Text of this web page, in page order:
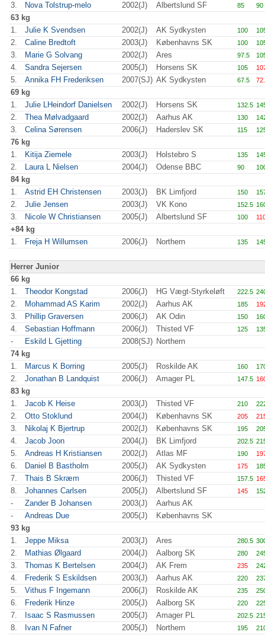
3. Nova Tolstrup-melo 2002(J) Albertslund SF 85 90
63 kg
1.
Julie K Svendsen 2002(J) AK Sydkysten 100
2. Caline Bredtoft 2003(J) Københavns SK 100
3. Marie G Solvang 2002(J) Ares 97.5
4. Sandra Sejersen 2005(J) Horsens SK 105
5. Annika FH Frederiksen 2007(SJ) AK Sydkysten 67.5
69 kg
1.
Julie LHeindorf Danielsen 2002(J) Horsens SK 132.5
2. Thea Mølvadgaard 2002(J) Aarhus AK 130
3. Celina Sørensen 2006(J) Haderslev SK 115
76 kg
1.
Kitija Ziemele 2003(J) Holstebro S 135
2. Laura L Nielsen 2004(J) Odense BBC 90
84 kg
1.
Astrid EH Christensen 2003(J) BK Limfjord 150
2. Julie Jensen 2003(J) VK Kono 152.5
3. Nicole W Christiansen 2005(J) Albertslund SF 100
+84 kg
1.
Freja H Willumsen 2006(J) Northern 135
Herrer Junior
66 kg
1.
Theodor Kongstad 2006(J) HG Vægt-Styrkeløft 222.5
2. Mohammad AS Karim 2002(J) Aarhus AK 185
3. Phillip Graversen 2006(J) AK Odin 150
4. Sebastian Hoffmann 2006(J) Thisted VF 125
- Eskild L Gjetting 2008(SJ) Northern
74 kg
1.
Marcus K Borring 2005(J) Roskilde AK 160
2. Jonathan B Landquist 2006(J) Amager PL 147.5
83 kg
1.
Jacob K Heise 2003(J) Thisted VF 210
2. Otto Stoklund 2004(J) Københavns SK 205
3. Nikolaj K Bjertrup 2002(J) Københavns SK 195
4. Jacob Joon 2004(J) BK Limfjord 202.5
5. Andreas H Kristiansen 2002(J) Atlas MF 190
6. Daniel B Bastholm 2005(J) AK Sydkysten 175
7. Thais B Skræm 2006(J) Thisted VF 157.5
8. Johannes Carlsen 2005(J) Albertslund SF 145
- Zander B Johansen 2003(J)
Aarhus AK
-
Andreas Due 2005(J)
Københavns SK
93 kg
1.
Jeppe Miksa 2003(J) Ares 280.5
2. Mathias Ølgaard 2004(J) Aalborg SK 280
3. Thomas K Bertelsen 2004(J) AK Frem 235
4. Frederik S Eskildsen 2003(J) Aarhus AK 220
5. Vithus F Ingemann 2006(J) Roskilde AK 235
6. Frederik Hinze 2005(J) Aalborg SK 220
7. Isaac S Rasmussen 2005(J) Amager PL 202.5
8. Ivan N Fafner 2005(J) Northern 195